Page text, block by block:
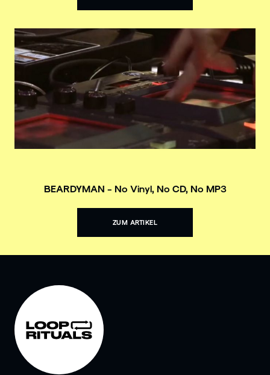
BEARDYMAN - No Vinyl, No CD, No MP3
ZUM ARTIKEL